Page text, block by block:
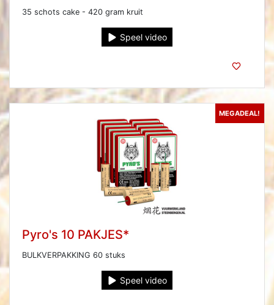
35 schots cake - 420 gram kruit
Speel video
MEGADEAL!
Pyro's 10 PAKJES*
BULKVERPAKKING 60 stuks
Speel video